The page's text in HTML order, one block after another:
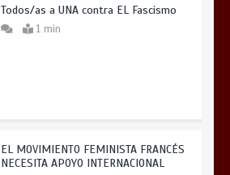
Todos/as a UNA contra EL Fascismo
1 min
EL MOVIMIENTO FEMINISTA FRANCÉS
NECESITA APOYO INTERNACIONAL